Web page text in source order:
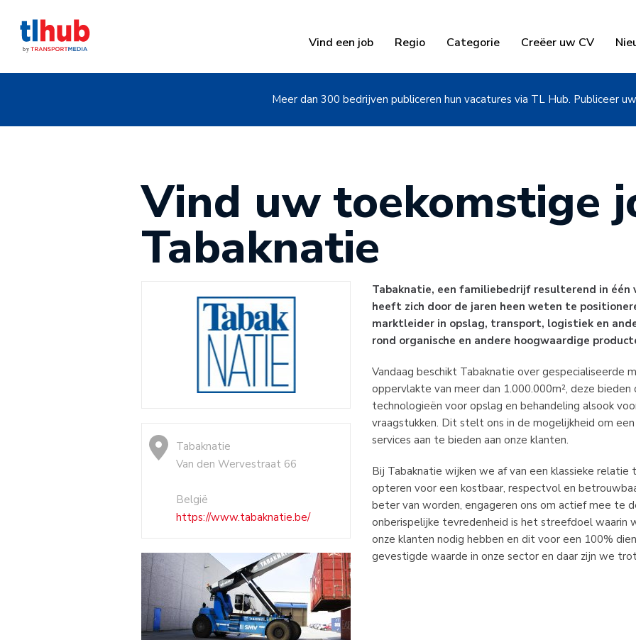
Vind een job Regio Categorie Creëer uw CV
Meer dan 300 bedrijven publiceren hun vacatures via TL Hub. Publiceer
Vind uw toekomstige
Tabaknatie
Tabaknatie
Van den Wervestraat 66
België
https://www.tabaknatie.be/
Tabaknatie, een familiebedrijf resulterend in één
heeft zich door de jaren heen weten te
marktleider in opslag, transport, logistiek en
rond organische en andere hoogwaardige
Vandaag beschikt Tabaknatie over gespecialiseerde
oppervlakte van meer dan 1.000.000m², deze
technologieën voor opslag en behandeling alsook
vraagstukken. Dit stelt ons in de mogelijkheid om
services aan te bieden aan onze klanten.
Bij Tabaknatie wijken we af van een klassieke
opteren voor een kostbaar, respectvol en
beter van worden, engageren ons om actief mee te
onberispelijke tevredenheid is het streefdoel waarin
onze klanten nodig hebben en dit voor een 100%
gevestigde waarde in onze sector en daar zijn we